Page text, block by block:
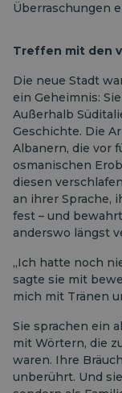
Überraschungen
Treffen mit den
Die neue Stadt
ein Geheimnis:
Außerhalb
Geschichte. Die
Albanern, die vor
osmanischen
diesen
an ihrer Sprache,
fest – und
anderswo längst
„Ich hatte noch
sagte sie mit
mich mit Tränen
Sie sprachen ein
mit Wörtern, die
waren. Ihre
unberührt. Und